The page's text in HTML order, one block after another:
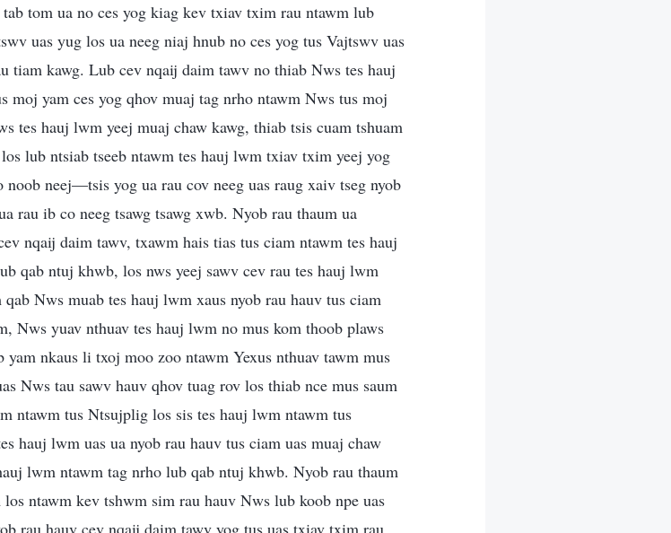
tom ua no ces yog kiag kev txiav txim rau ntawm lub
uas yug los ua neeg niaj hnub no ces yog tus Vajtswv uas
tiam kawg. Lub cev nqaij daim tawv no thiab Nws tes hauj
yam ces yog qhov muaj tag nrho ntawm Nws tus moj
tes hauj lwm yeej muaj chaw kawg, thiab tsis cuam tshuam
lub ntsiab tseeb ntawm tes hauj lwm txiav txim yeej yog
neej—tsis yog ua rau cov neeg uas raug xaiv tseg nyob
rau ib co neeg tsawg tsawg xwb. Nyob rau thaum ua
nqaij daim tawv, txawm hais tias tus ciam ntawm tes hauj
qab ntuj khwb, los nws yeej sawv cev rau tes hauj lwm
Nws muab tes hauj lwm xaus nyob rau hauv tus ciam
Nws yuav nthuav tes hauj lwm no mus kom thoob plaws
nkaus li txoj moo zoo ntawm Yexus nthuav tawm mus
Nws tau sawv hauv qhov tuag rov los thiab nce mus saum
ntawm tus Ntsujplig los sis tes hauj lwm ntawm tus
hauj lwm uas ua nyob rau hauv tus ciam uas muaj chaw
lwm ntawm tag nrho lub qab ntuj khwb. Nyob rau thaum
ntawm kev tshwm sim rau hauv Nws lub koob npe uas
rau hauv cev nqaij daim tawv yog tus uas txiav txim rau